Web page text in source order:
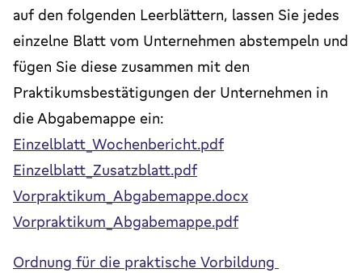
auf den folgenden Leerblättern, lassen Sie jedes
einzelne Blatt vom Unternehmen abstempeln und
fügen Sie diese zusammen mit den
Praktikumsbestätigungen der Unternehmen in
die Abgabemappe ein:
Einzelblatt_Wochenbericht.pdf
Einzelblatt_Zusatzblatt.pdf
Vorpraktikum_Abgabemappe.docx
Vorpraktikum_Abgabemappe.pdf
Ordnung für die praktische Vorbildung